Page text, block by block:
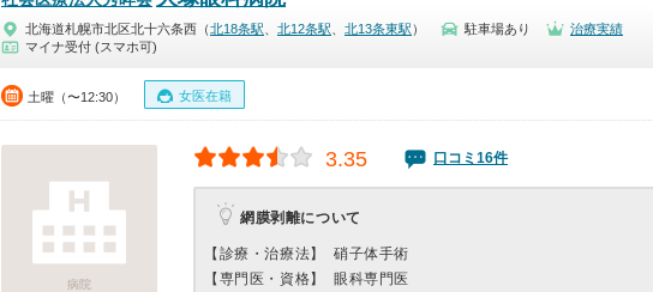
北海道札幌市北区北十六条西（北18条駅 北12条駅 北13条東駅 ） 駐車場あり
治療実績
マイナ受付 (スマホ可)
土曜（〜12:30） 女医在籍
病院
3.35 口コミ16件
網膜剥離について
【診療・治療法】
硝子体手術
【専門医・資格】
眼科専門医